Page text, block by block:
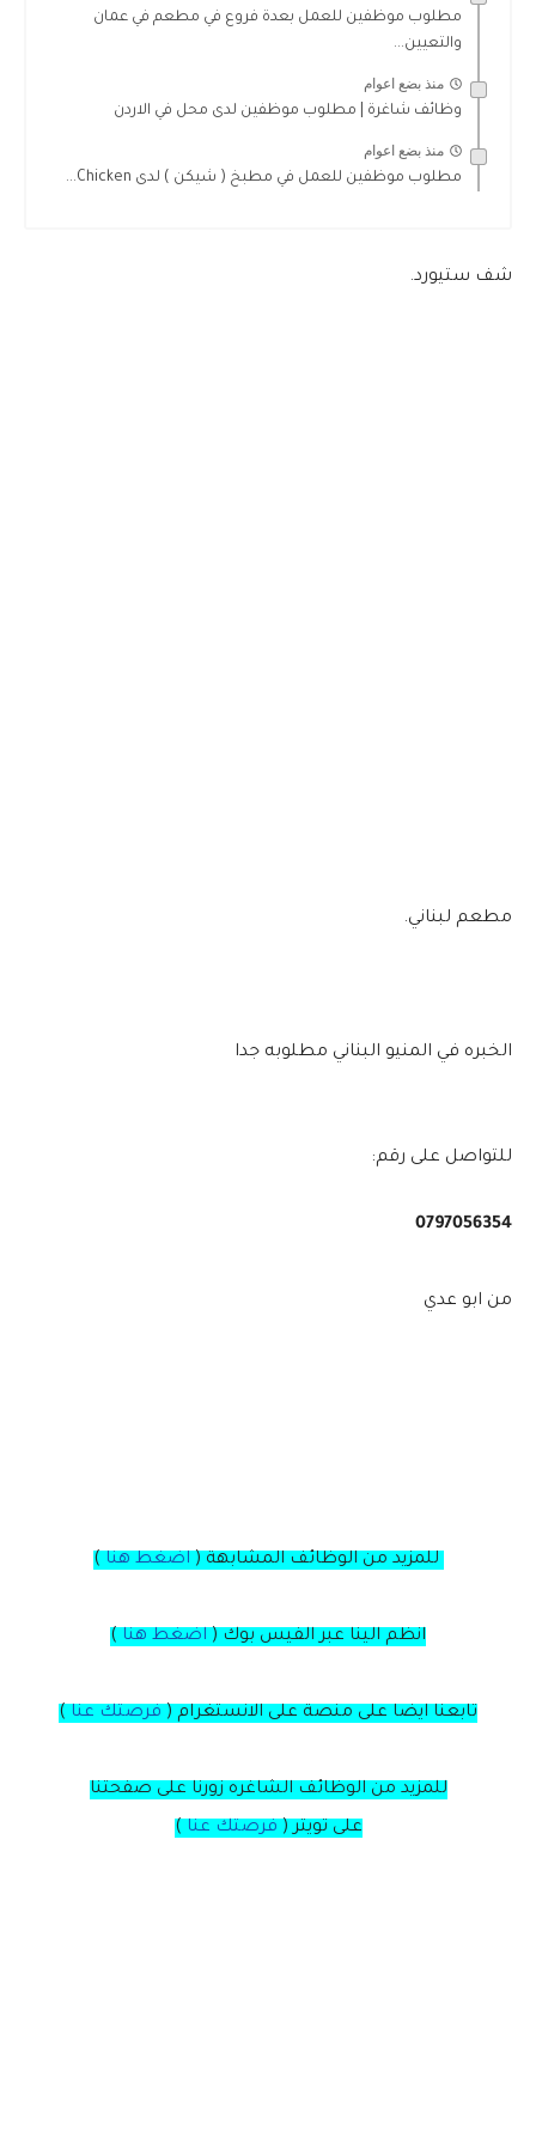
مطلوب موظفين للعمل بعدة فروع في مطعم في عمان
والتعيين...
منذ بضع اعوام
وظائف شاغرة | مطلوب موظفين لدى محل في الاردن
منذ بضع اعوام
مطلوب موظفين للعمل في مطبخ ( شيكن ) لدى Chicken...
شف ستيورد.
مطعم لبناني.
الخبره في المنيو البناني مطلوبه جدا
للتواصل على رقم:
0797056354
من ابو عدي
للمزيد من الوظائف المشابهة ( اضغط هنا )
انظم الينا عبر الفيس بوك ( اضغط هنا )
تابعنا ايضا على منصة على الانستغرام ( فرصتك عنا )
للمزيد من الوظائف الشاغره زورنا على صفحتنا
على تويتر( فرصتك عنا )